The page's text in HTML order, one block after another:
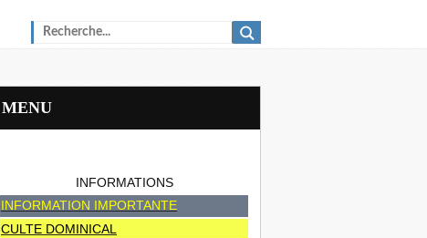
MENU
INFORMATIONS
INFORMATION IMPORTANTE
CULTE DOMINICAL